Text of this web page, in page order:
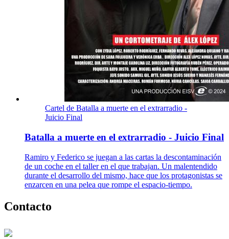
Cartel de Batalla a muerte en el extrarradio -
Juicio Final
Batalla a muerte en el extrarradio - Juicio Final
Ramiro y Federico se juegan a las cartas la descontaminación
de un coche en el taller en el que trabajan. Un malentendido
durante el desarrollo del mismo, hace que los protagonistas se
enzarcen en una pelea que rompe el espacio-tiempo.
Contacto